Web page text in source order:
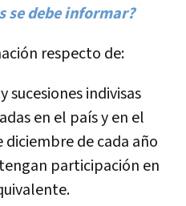
se debe informar?
respecto de:
sucesiones indivisas
en el paí­s y en el
diciembre de cada año
participación en